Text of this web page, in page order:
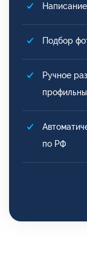
Подбор
Ручное
по РФ